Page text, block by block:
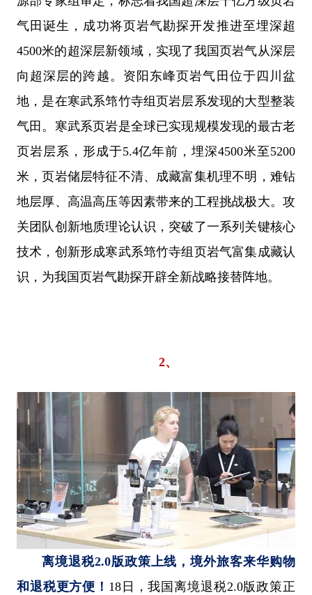
气田诞生，成功将页岩气勘探开发推进至埋深超
4500米的超深层新领域，实现了我国页岩气从深层
向超深层的跨越。资阳东峰页岩气田位于四川盆
地，是在寒武系筇竹寺组页岩层系发现的大型整装
气田。寒武系页岩是全球已实现规模发现的最古老
页岩层系，形成于5.4亿年前，埋深4500米至5200
米，页岩储层特征不清、成藏富集机理不明，难钻
地层厚、高温高压等因素带来的工程挑战极大。攻
关团队创新地质理论认识，突破了一系列关键核心
技术，创新形成寒武系筇竹寺组页岩气富集成藏认
识，为我国页岩气勘探开辟全新战略接替阵地。
2、
离境退税2.0版政策上线，境外旅客来华购物
和退税更方便！ 18日，我国离境退税2.0版政策正